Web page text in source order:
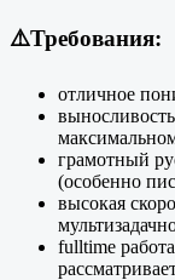
⚠️Требования:
отличное
грамотный
(особенно
высокая
fulltime